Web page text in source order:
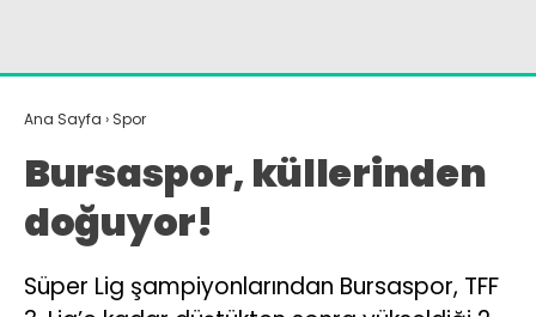
Youtube
Ana Sayfa › Spor
Bursaspor, küllerinden
doğuyor!
Süper Lig şampiyonlarından Bursaspor, TFF